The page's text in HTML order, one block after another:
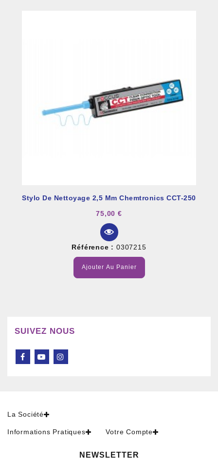
Stylo De Nettoyage 2,5 Mm Chemtronics CCT-250
75,00 €
Référence : 0307215
Ajouter Au Panier
SUIVEZ NOUS
La Société
Informations Pratiques Votre Compte
NEWSLETTER